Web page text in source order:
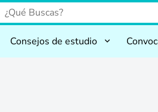
Consejos de estudio